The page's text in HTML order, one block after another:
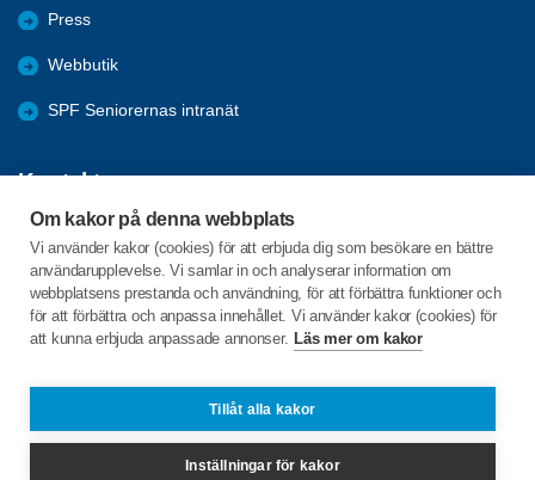
Om kakor på denna webbplats
Vi använder kakor (cookies) för att erbjuda dig som besökare en bättre
användarupplevelse. Vi samlar in och analyserar information om
webbplatsens prestanda och användning, för att förbättra funktioner och
för att förbättra och anpassa innehållet. Vi använder kakor (cookies) för
att kunna erbjuda anpassade annonser. Läs mer om kakor
Tillåt alla kakor
Inställningar för kakor
Press
Webbutik
SPF Seniorernas intranät
Kontakta oss
Förbundets växel har öppet måndag - fredag, 09:00 - 15:00 med
stängt för lunch 12:00-13:00.